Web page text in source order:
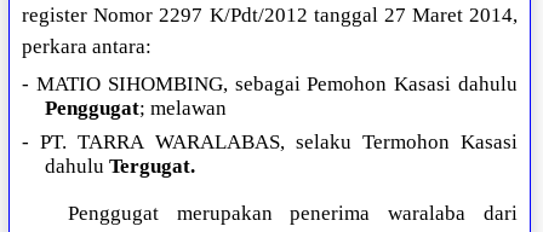
register Nomor 2297 K/Pdt/2012 tanggal 27 Maret 2014,
perkara antara:
- MATIO SIHOMBING, sebagai Pemohon Kasasi dahulu
Penggugat; melawan
- PT. TARRA WARALABAS, selaku Termohon Kasasi
dahuluTergugat.
Penggugat merupakan penerima waralaba dari